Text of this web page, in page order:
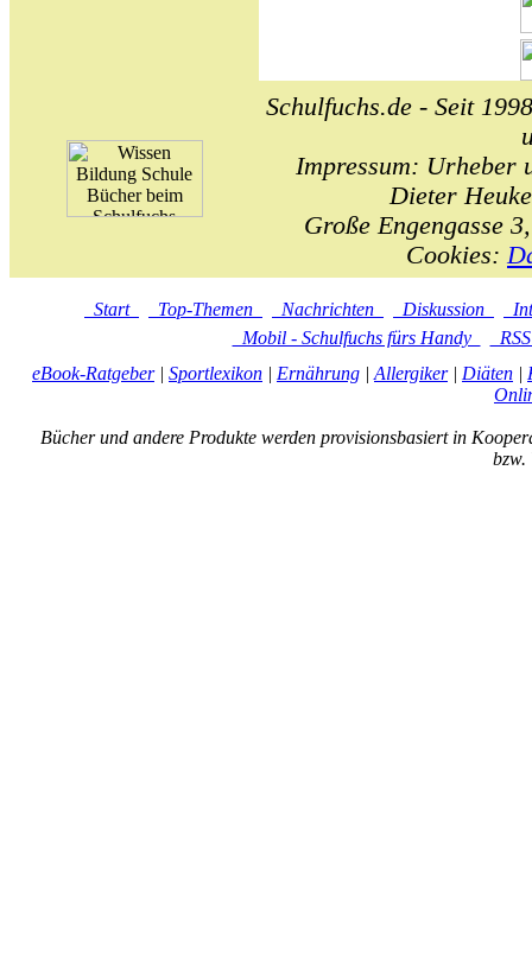
Schulfuchs.de - Seit
Impressum: Urheber
Dieter
Große Engengasse
Cookies:
Start Top-Themen Nachrichten Diskussion
Mobil - Schulfuchs fürs Handy
eBook-Ratgeber| Sportlexikon | Ernährung | Allergiker| Diäten |
Bücher und andere Produkte werden provisionsbasiert in
bzw.